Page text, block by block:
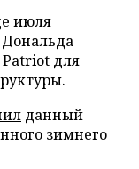
июля
Дональда
Patriot для
данный
зимнего